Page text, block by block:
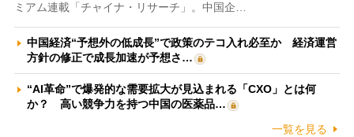
ミアム連載「チャイナ・リサーチ」。中国企…
中国経済“予想外の低成長”で政策のテコ入れ必至か 経済運営
方針の修正で成長加速が予想さ…
“AI革命”で爆発的な需要拡大が見込まれる「CXO」とは何
か？ 高い競争力を持つ中国の医薬品…
一覧を見る